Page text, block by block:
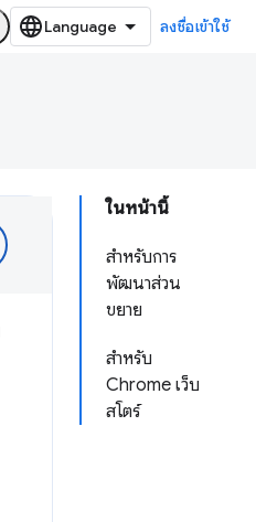
ลงชื่อเข้าใช้
ในหน้านี้
สำหรับการ
พัฒนาส่วน
ขยาย
สำหรับ
Chrome เว็บ
สโตร์